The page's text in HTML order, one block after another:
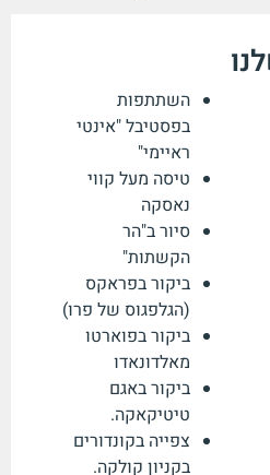
השתתפות
בפסטיבל "אינטי
ראיימי"
טיסה מעל קווי
נאסקה
סיור ב"הר
הקשתות"
ביקור בפראקס
(הגלפגוס של פרו)
ביקור בפוארטו
מאלדונאדו
ביקור באגם
טיטיקאקה.
צפייה בקונדורים
בקניון קולקה.